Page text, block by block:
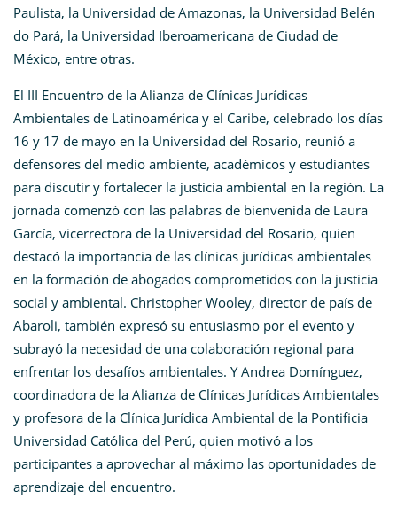
Paulista, la Universidad de Amazonas, la Universidad Belén
do Pará, la Universidad Iberoamericana de Ciudad de
México, entre otras.
El III Encuentro de la Alianza de Clínicas Jurídicas
Ambientales de Latinoamérica y el Caribe, celebrado los días
16 y 17 de mayo en la Universidad del Rosario, reunió a
defensores del medio ambiente, académicos y estudiantes
para discutir y fortalecer la justicia ambiental en la región. La
jornada comenzó con las palabras de bienvenida de Laura
García, vicerrectora de la Universidad del Rosario, quien
destacó la importancia de las clínicas jurídicas ambientales
en la formación de abogados comprometidos con la justicia
social y ambiental. Christopher Wooley, director de país de
Abaroli, también expresó su entusiasmo por el evento y
subrayó la necesidad de una colaboración regional para
enfrentar los desafíos ambientales. Y Andrea Domínguez,
coordinadora de la Alianza de Clínicas Jurídicas Ambientales
y profesora de la Clínica Jurídica Ambiental de la Pontificia
Universidad Católica del Perú, quien motivó a los
participantes a aprovechar al máximo las oportunidades de
aprendizaje del encuentro.